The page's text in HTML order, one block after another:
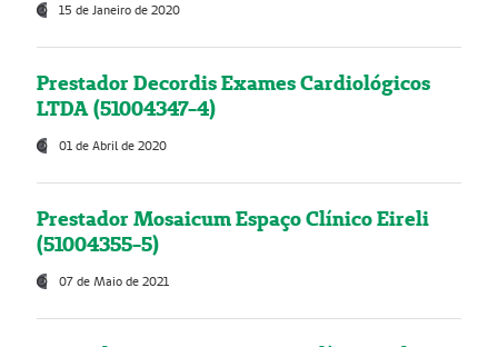
15 de Janeiro de 2020
Prestador Decordis Exames Cardiológicos
LTDA (51004347-4)
01 de Abril de 2020
Prestador Mosaicum Espaço Clínico Eireli
(51004355-5)
07 de Maio de 2021